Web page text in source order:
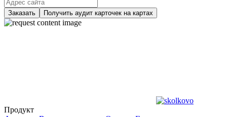
Заказать Получить аудит карточек на картах
Продукт